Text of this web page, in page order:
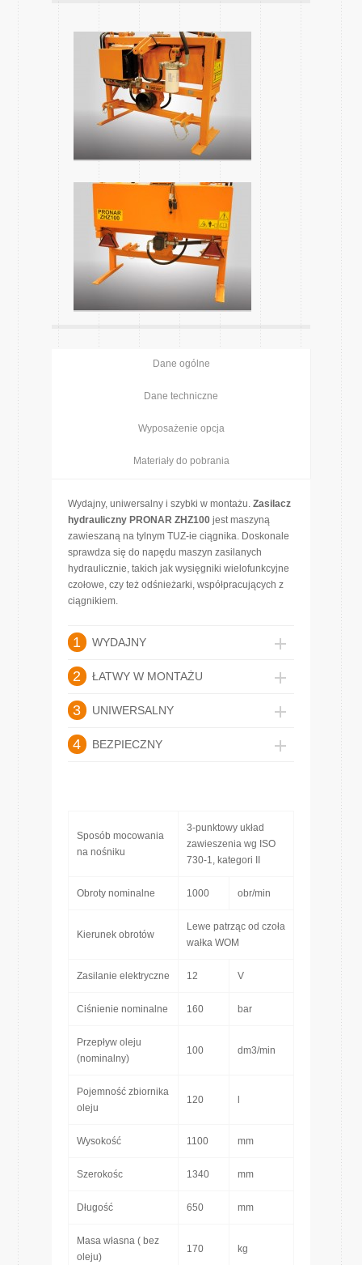
Dane ogólne
Dane techniczne
Wyposażenie opcja
Materiały do pobrania
Wydajny, uniwersalny i szybki w montażu. Zasilacz
hydrauliczny PRONAR ZHZ100 jest maszyną
zawieszaną na tylnym TUZ-ie ciągnika. Doskonale
sprawdza się do napędu maszyn zasilanych
hydraulicznie, takich jak wysięgniki wielofunkcyjne
czołowe, czy też odśnieżarki, współpracujących z
ciągnikiem.
1 WYDAJNY
2 ŁATWY W MONTAŻU
3 UNIWERSALNY
4 BEZPIECZNY
Sposób mocowania
na nośniku
3-punktowy układ
zawieszenia wg ISO
730-1, kategori II
Obroty nominalne 1000 obr/min
Kierunek obrotów
Lewe patrząc od czoła
wałka WOM
Zasilanie elektryczne 12 V
Ciśnienie nominalne 160 bar
Przepływ oleju
(nominalny)
100 dm3/min
Pojemność zbiornika
oleju
120
Wysokość 1100 mm
Szerokośc 1340 mm
Długość 650 mm
Masa własna ( bez
oleju)
170 kg